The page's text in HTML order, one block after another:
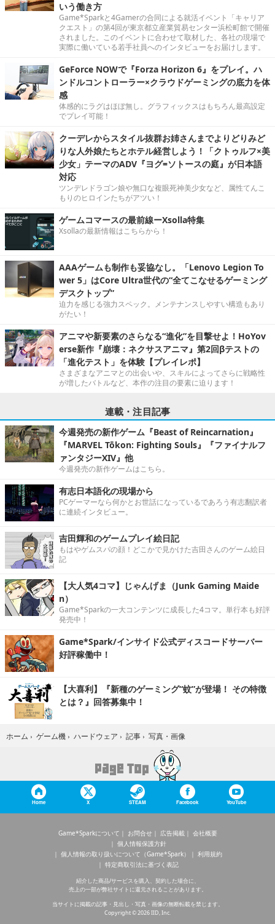
いう働き方
Game*Sparkと4Gamerの合同による就活イベント「キャリア
クエスト」の第4回が東京都立産業貿易センター浜松町館で開催
されました。このイベントに合わせて取材した、各社の現場で
実際に働いている若手社員へのインタビューをお届けします。
GeForce NOWで『Forza Horizon 6』をプレイ。ハ
ンドルコントローラー×クラウドゲーミングの底力を体
感
体感的にラグはほぼ無し。グラフィックスはもちろん最高設定
でプレイ可能！
クーデレからスタイル抜群お姉さんまでよりどりみど
りな人外娘たちとホテル経営しよう！「クトゥルフ×美
少女」テーマのADV『ヨグ=ソトースの庭』が日本語
対応
ツンデレドラゴン娘や無口な複眼死神美少女など、属性てんこ
もりのヒロインたちがアツい！
ゲームコマースの最前線ーXsolla特集
Xsollaの最新情報はこちらから！
AAAゲームも制作も妥協なし。「Lenovo Legion To
wer 5」はCore Ultra世代の“全てこなせるゲーミング
デスクトップ”
迫力を感じる強力スペック。メンテナンスしやすい構造もあり
がたい！
アニマや新要素のさらなる“進化”を目撃せよ！HoYov
erse新作『崩壊：ネクサスアニマ』第2回βテストの
「進化テスト」を体験【プレイレポ】
さまざまなアニマとの出会いや、スキルによってさらに戦略性
が増したバトルなど、本作の注目の要素に迫ります！
連載・注目記事
今週発売の新作ゲーム『Beast of Reincarnation』
『MARVEL Tōkon: Fighting Souls』『ファイナルフ
ァンタジーXIV』他
今週発売の新作ゲームはこちら。
有志日本語化の現場から
PCゲーマーなら何かとお世話になっているであろう有志翻訳者
に連続インタビュー。
吉田輝和のゲームプレイ絵日記
もはやゲムスパの顔！どこかで見かけた吉田さんのゲーム絵日
記
【大人気4コマ】じゃんげま（Junk Gaming Maide
n）
Game*Sparkの一大コンテンツに成長した4コマ。単行本も好評
発売中！
Game*Spark/インサイド公式ディスコードサーバー
好評稼働中！
【大喜利】『新種のゲーミング“蚊”が登場！ その特徴
とは？』回答募集中！
ホーム › ゲーム機 › ハードウェア › 記事 › 写真・画像
Home X STEAM Facebook YouTube
Game*Sparkについて お問合せ 広告掲載
会社概要
個人情報保護方針
個人情報の取り扱いについて（Game*Spark）
利用規約
特定商取引法に基づく表記
紹介した商品/サービスを購入、契約した場合に、
売上の一部が弊社サイトに還元されることがあります。
当サイトに掲載の記事・見出し・写真・画像の無断転載を禁じます。
Copyright © 2026 IID, Inc.